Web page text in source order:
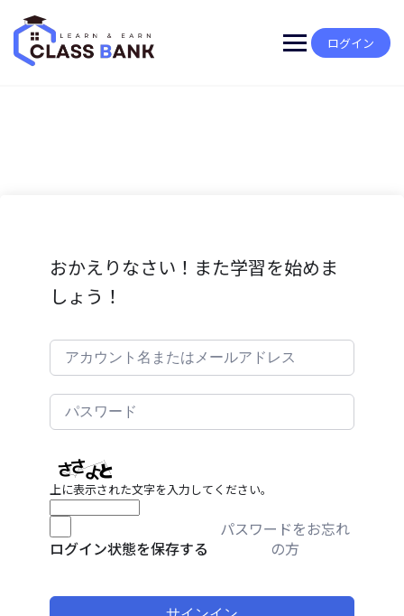
content
ログイン
おかえりなさい！また学習を始めま
しょう！
上に表示された文字を入力してください。
ログイン状態を保存する
パスワードをお忘れ
の方